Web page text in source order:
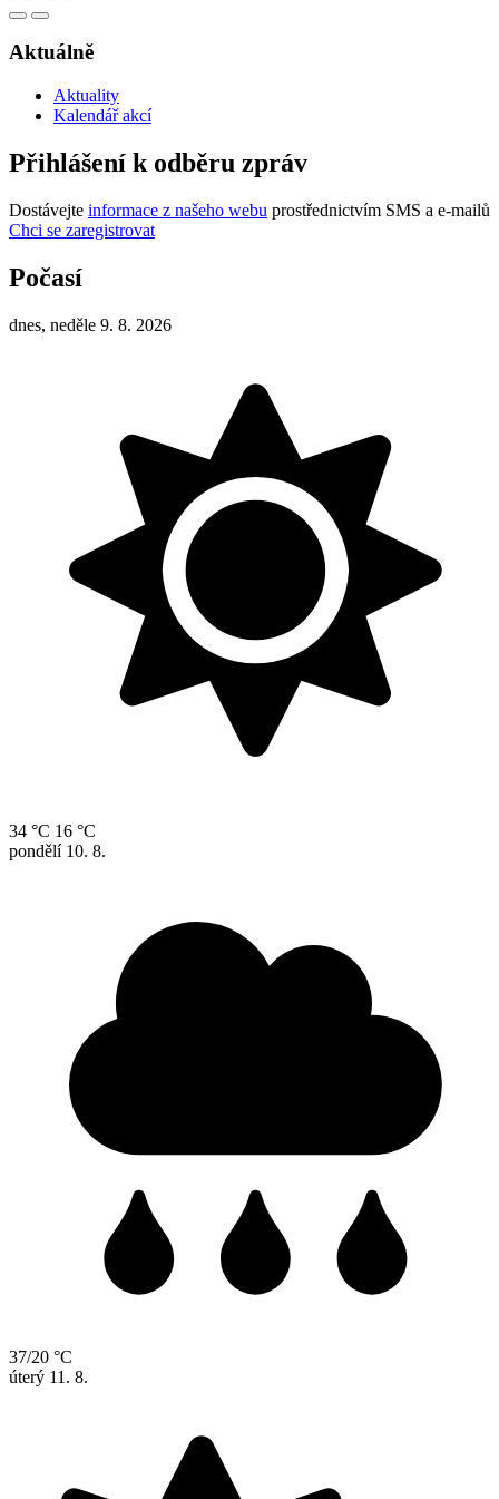
Aktuálně
Aktuality
Kalendář akcí
Přihlášení k odběru zpráv
Dostávejte informace z našeho webu prostřednictvím SMS a e-mailů
Chci se zaregistrovat
Počasí
dnes, neděle 9. 8. 2026
34 °C 16 °C
pondělí 10. 8.
37/20 °C
úterý 11. 8.